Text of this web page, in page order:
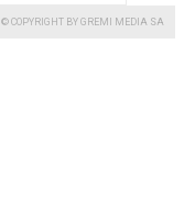
© COPYRIGHT BY GREMI MEDIA SA